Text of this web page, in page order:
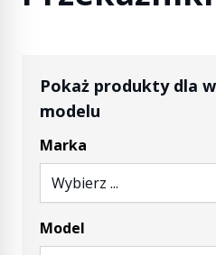
Pokaż produkty dla
modelu
Marka
Wybierz ...
Model